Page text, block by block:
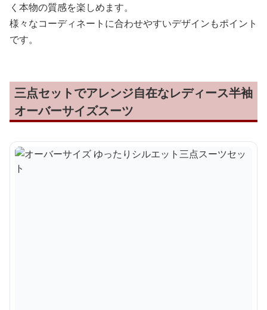
く本物の質感を楽しめます。
様々なコーディネートに合わせやすいデザインもポイント
です。
三点セットでアレンジ自在なレディース半袖
オーバーサイズスーツ